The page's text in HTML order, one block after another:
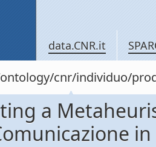
data.CNR.it
cnr/individuo/
a